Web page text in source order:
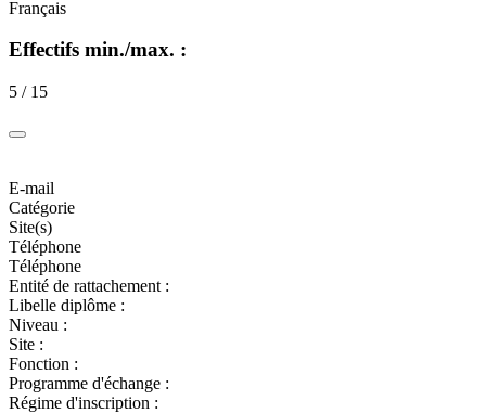
Français
Effectifs min./max. :
5 / 15
E-mail
Catégorie
Site(s)
Téléphone
Téléphone
Entité de rattachement :
Libelle diplôme :
Niveau :
Site :
Fonction :
Programme d'échange :
Régime d'inscription :